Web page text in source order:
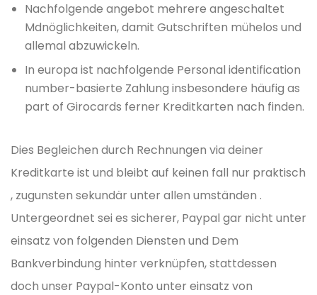
Nachfolgende angebot mehrere angeschaltet
Mdnöglichkeiten, damit Gutschriften mühelos und
allemal abzuwickeln.
In europa ist nachfolgende Personal identification
number-basierte Zahlung insbesondere häufig as
part of Girocards ferner Kreditkarten nach finden.
Dies Begleichen durch Rechnungen via deiner
Kreditkarte ist und bleibt auf keinen fall nur praktisch
, zugunsten sekundär unter allen umständen .
Untergeordnet sei es sicherer, Paypal gar nicht unter
einsatz von folgenden Diensten und Dem
Bankverbindung hinter verknüpfen, stattdessen
doch unser Paypal-Konto unter einsatz von